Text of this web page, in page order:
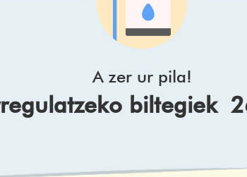
A zer ur pila!
biltegiek